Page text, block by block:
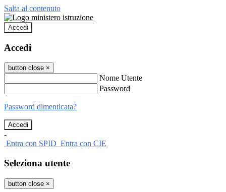
Salta al contenuto
Accedi
Accedi
button close ×
Nome Utente
Password
Password dimenticata?
-
Entra con SPID Entra con CIE
Seleziona utente
button close ×